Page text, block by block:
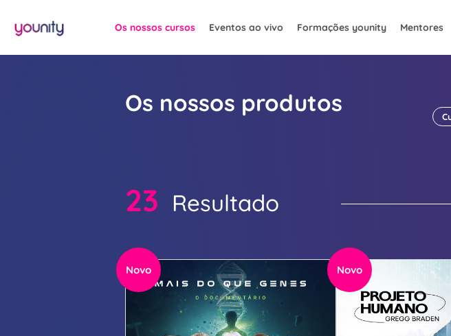
Os nossos cursos Eventos ao vivo Formações younity Mentores
Os nossos produtos
23 Resultado
Novo Novo